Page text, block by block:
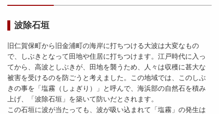
波除石垣
旧仁賀保町から旧金浦町の海岸に打ちつける大波は大変なもの
で、しぶきとなって田地や住居に打ちつけます。江戸時代に入っ
てから、高波としぶきが、田地を襲うため、人々は収穫に甚大な
被害を受けるのを防ごうと考えました。この地域では、このしぶ
きの事を「塩霧（しょぎり）」と呼んで、海浜部の自然石を積み
上げ、「波除石垣」を築いて防いだとされます。
この石垣に波が当たっても、波が吸い込まれて「塩霧」の発生は